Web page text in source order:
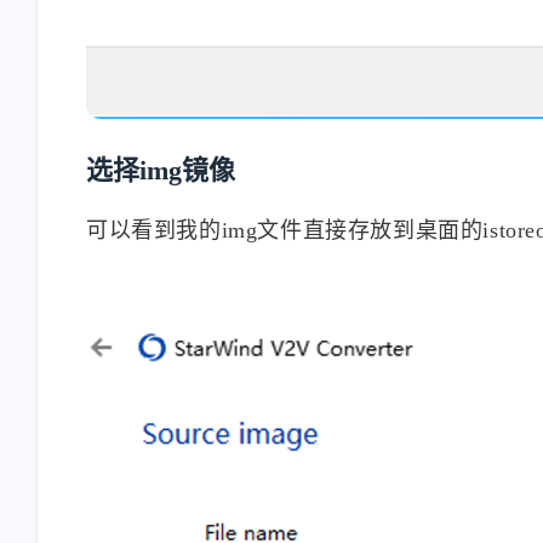
选择img镜像
可以看到我的img文件直接存放到桌面的